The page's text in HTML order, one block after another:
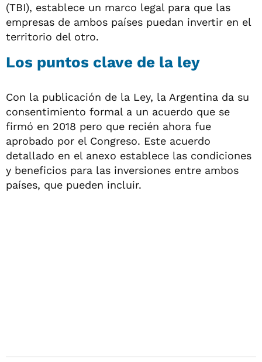
(TBI), establece un marco legal para que las
empresas de ambos países puedan invertir en el
territorio del otro.
Los puntos clave de la ley
Con la publicación de la Ley, la Argentina da su
consentimiento formal a un acuerdo que se
firmó en 2018 pero que recién ahora fue
aprobado por el Congreso. Este acuerdo
detallado en el anexo establece las condiciones
y beneficios para las inversiones entre ambos
países, que pueden incluir.